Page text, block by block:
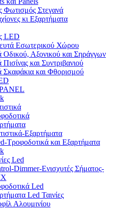
Φωτισμός Στεγανά
κι Εξαρτήματα
LED
Εσωτερικού Χώρου
Οδικού, Αξονικού και Σηράγγων
και Συντριβανιού
Σκαφάκια και Φθορισμού
Εξαρτήματα
Τροφοδοτικά και Εξαρτήματα
Led
Dimmer-Ενισχυτές Σήματος-
Led
Led Ταινίες
Αλουμινίου